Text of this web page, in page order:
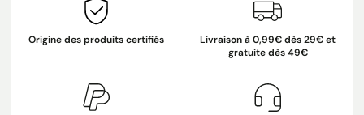
Origine des produits certifiés
Livraison à 0,99€ dès 29€ et
gratuite dès 49€